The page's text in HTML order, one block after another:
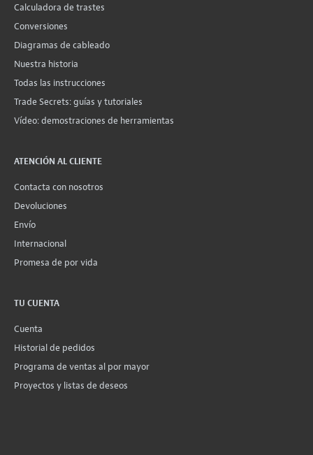
Calculadora de trastes
Conversiones
Diagramas de cableado
Nuestra historia
Todas las instrucciones
Trade Secrets: guías y tutoriales
Vídeo: demostraciones de herramientas
ATENCIÓN AL CLIENTE
Contacta con nosotros
Devoluciones
Envío
Internacional
Promesa de por vida
TU CUENTA
Cuenta
Historial de pedidos
Programa de ventas al por mayor
Proyectos y listas de deseos